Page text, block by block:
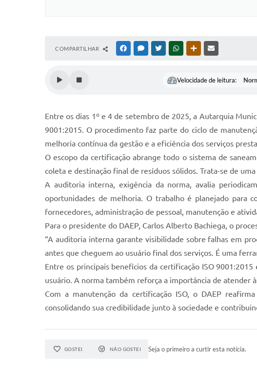
COMPARTILHAR FACEBOOKMESSENGER
TWITTERWHATSAPPOUTRAS MÍDIAS
Velocidade de leitura:
Entre os dias 1º e 4 de setembro de 2025, a Autarquia
9001:2015. O procedimento faz parte do ciclo de
melhoria contínua da gestão e a eficiência dos serviços
O escopo da certificação abrange todo o sistema de
coleta e destinação final de resíduos sólidos. Trata-se de
A auditoria interna, exigência da norma, avalia
oportunidades de melhoria. O trabalho é planejado para
fornecedores, administração de pessoal, manutenção e
Para o presidente do DAEP, Carlos Alberto Bachiega, o
“A auditoria interna garante visibilidade sobre falhas em
antes que cheguem ao usuário final dos serviços. É uma
Entre os principais benefícios da certificação ISO
usuário. A norma também reforça a importância de atender
Com a manutenção da certificação ISO, o DAEP
consolidando sua credibilidade junto à sociedade e
GOSTEI NÃO GOSTEI Seja o primeiro a curtir esta notícia.